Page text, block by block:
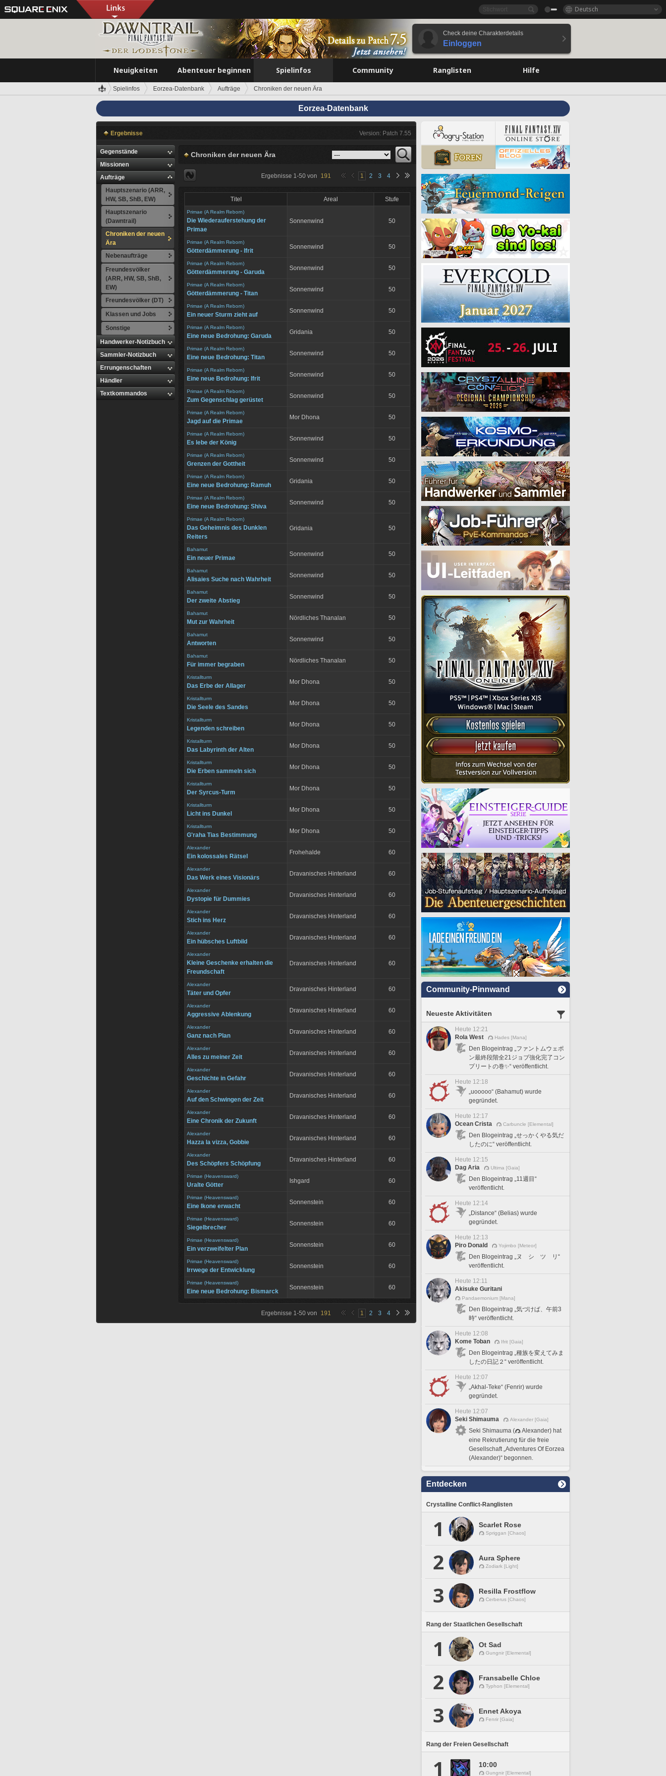
Deutsch
Check deine Charakterdetails
Einloggen
Neuigkeiten Abenteuer beginnen Spielinfos Community Ranglisten Hilfe
Spielinfos Eorzea-Datenbank Aufträge Chroniken der neuen Ära
Eorzea-Datenbank
Ergebnisse Version: Patch 7.55
Gegenstände
Missionen
Aufträge
Hauptszenario (ARR,
HW, SB, ShB, EW)
Hauptszenario
(Dawntrail)
Chroniken der neuen
Ära
Nebenaufträge
Freundesvölker
(ARR, HW, SB, ShB,
EW)
Freundesvölker (DT)
Klassen und Jobs
Sonstige
Handwerker-Notizbuch
Sammler-Notizbuch
Errungenschaften
Händler
Textkommandos
Chroniken der neuen Ära
Ergebnisse 1-50 von 191 1 2 3 4
Titel Areal Stufe
Primae (A Realm Reborn)
Die Wiederauferstehung der
Primae
Sonnenwind 50
Primae (A Realm Reborn)
Götterdämmerung - Ifrit
Sonnenwind 50
Primae (A Realm Reborn)
Götterdämmerung - Garuda
Sonnenwind 50
Primae (A Realm Reborn)
Götterdämmerung - Titan
Sonnenwind 50
Primae (A Realm Reborn)
Ein neuer Sturm zieht auf
Sonnenwind 50
Primae (A Realm Reborn)
Eine neue Bedrohung: Garuda
Gridania 50
Primae (A Realm Reborn)
Eine neue Bedrohung: Titan
Sonnenwind 50
Primae (A Realm Reborn)
Eine neue Bedrohung: Ifrit
Sonnenwind 50
Primae (A Realm Reborn)
Zum Gegenschlag gerüstet
Sonnenwind 50
Primae (A Realm Reborn)
Jagd auf die Primae
Mor Dhona 50
Primae (A Realm Reborn)
Es lebe der König
Sonnenwind 50
Primae (A Realm Reborn)
Grenzen der Gottheit
Sonnenwind 50
Primae (A Realm Reborn)
Eine neue Bedrohung: Ramuh
Gridania 50
Primae (A Realm Reborn)
Eine neue Bedrohung: Shiva
Sonnenwind 50
Primae (A Realm Reborn)
Das Geheimnis des Dunklen
Reiters
Gridania 50
Bahamut
Ein neuer Primae
Sonnenwind 50
Bahamut
Alisaies Suche nach Wahrheit
Sonnenwind 50
Bahamut
Der zweite Abstieg
Sonnenwind 50
Bahamut
Mut zur Wahrheit
Nördliches Thanalan 50
Bahamut
Antworten
Sonnenwind 50
Bahamut
Für immer begraben
Nördliches Thanalan 50
Kristallturm
Das Erbe der Allager
Mor Dhona 50
Kristallturm
Die Seele des Sandes
Mor Dhona 50
Kristallturm
Legenden schreiben
Mor Dhona 50
Kristallturm
Das Labyrinth der Alten
Mor Dhona 50
Kristallturm
Die Erben sammeln sich
Mor Dhona 50
Kristallturm
Der Syrcus-Turm
Mor Dhona 50
Kristallturm
Licht ins Dunkel
Mor Dhona 50
Kristallturm
G'raha Tias Bestimmung
Mor Dhona 50
Alexander
Ein kolossales Rätsel
Frohehalde 60
Alexander
Das Werk eines Visionärs
Dravanisches Hinterland 60
Alexander
Dystopie für Dummies
Dravanisches Hinterland 60
Alexander
Stich ins Herz
Dravanisches Hinterland 60
Alexander
Ein hübsches Luftbild
Dravanisches Hinterland 60
Alexander
Kleine Geschenke erhalten die
Freundschaft
Dravanisches Hinterland 60
Alexander
Täter und Opfer
Dravanisches Hinterland 60
Alexander
Aggressive Ablenkung
Dravanisches Hinterland 60
Alexander
Ganz nach Plan
Dravanisches Hinterland 60
Alexander
Alles zu meiner Zeit
Dravanisches Hinterland 60
Alexander
Geschichte in Gefahr
Dravanisches Hinterland 60
Alexander
Auf den Schwingen der Zeit
Dravanisches Hinterland 60
Alexander
Eine Chronik der Zukunft
Dravanisches Hinterland 60
Alexander
Hazza la vizza, Gobbie
Dravanisches Hinterland 60
Alexander
Des Schöpfers Schöpfung
Dravanisches Hinterland 60
Primae (Heavensward)
Uralte Götter
Ishgard 60
Primae (Heavensward)
Eine Ikone erwacht
Sonnenstein 60
Primae (Heavensward)
Siegelbrecher
Sonnenstein 60
Primae (Heavensward)
Ein verzweifelter Plan
Sonnenstein 60
Primae (Heavensward)
Irrwege der Entwicklung
Sonnenstein 60
Primae (Heavensward)
Eine neue Bedrohung: Bismarck
Sonnenstein 60
Ergebnisse 1-50 von 191 1 2 3 4
Community-Pinnwand
Neueste Aktivitäten
Heute 12:21
Rola West
Hades [Mana]
Den Blogeintrag „ファントムウェポ
ン最終段階全21ジョブ強化完了コン
プリートの巻✨“ veröffentlicht.
Heute 12:18
„uooooo“ (Bahamut) wurde
gegründet.
Heute 12:17
Ocean Crista
Carbuncle [Elemental]
Den Blogeintrag „せっかくやる気だ
したのに“ veröffentlicht.
Heute 12:15
Dag Aria
Ultima [Gaia]
Den Blogeintrag „11週目“
veröffentlicht.
Heute 12:14
„Distance“ (Belias) wurde
gegründet.
Heute 12:13
Piro Donald
Yojimbo [Meteor]
Den Blogeintrag „ヌ シ ツ リ“
veröffentlicht.
Heute 12:11
Akisuke Guritani
Pandaemonium [Mana]
Den Blogeintrag „気づけば、午前3
時“ veröffentlicht.
Heute 12:08
Kome Toban
Ifrit [Gaia]
Den Blogeintrag „種族を変えてみま
したの日記２“ veröffentlicht.
Heute 12:07
„Akhal-Teke“ (Fenrir) wurde
gegründet.
Heute 12:07
Seki Shimauma
Alexander [Gaia]
Seki Shimauma (
Alexander) hat
eine Rekrutierung für die freie
Gesellschaft „Adventures Of Eorzea
(Alexander)“ begonnen.
Entdecken
Crystalline Conflict-Ranglisten
1 Scarlet Rose
Spriggan [Chaos]
2 Aura Sphere
Zodiark [Light]
3 Resilla Frostflow
Cerberus [Chaos]
Rang der Staatlichen Gesellschaft
1 Ot Sad
Gungnir [Elemental]
2 Fransabelle Chloe
Typhon [Elemental]
3 Ennet Akoya
Fenrir [Gaia]
Rang der Freien Gesellschaft
1 10:00
Gungnir [Elemental]